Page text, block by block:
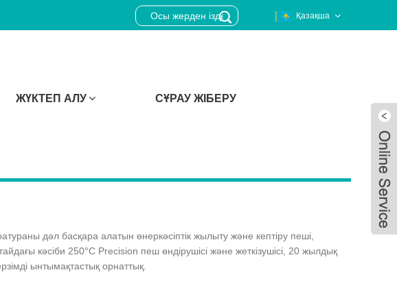
Қазақша
ЖҮКТЕП АЛУ СҰРАУ ЖІБЕРУ
дәл басқара алатын өнеркәсіптік жылыту және кептіру пеші,
кәсіби 250°C Precision пеш өндірушісі және жеткізушісі, 20 жылдық
ынтымақтастық орнаттық.